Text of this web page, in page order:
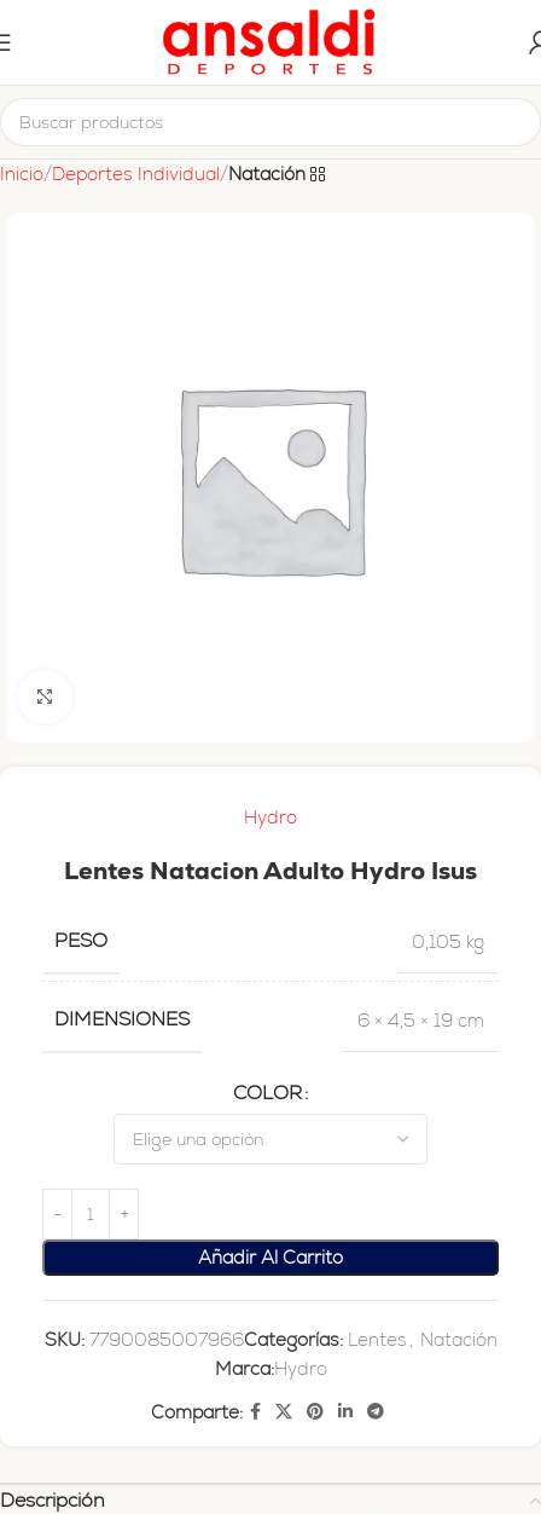
Inicio Deportes Individual Natación
Hydro
Lentes Natacion Adulto Hydro Isus
PESO 0,105 kg
DIMENSIONES 6 × 4,5 × 19 cm
COLOR
Añadir Al Carrito
SKU: 7790085007966Categorías: Lentes , Natación
Marca:Hydro
Comparte:
Descripción